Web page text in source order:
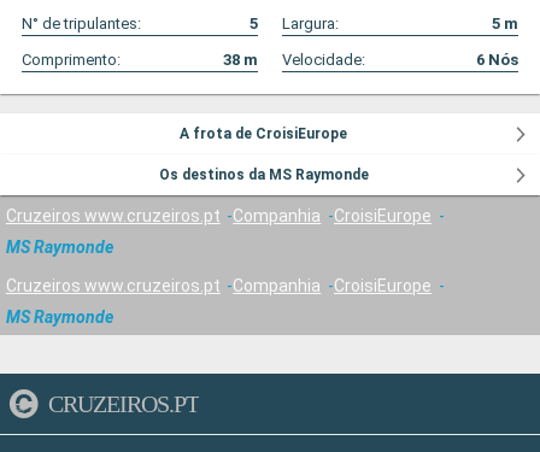
N° de tripulantes:
5 Largura: 5 m
Comprimento:
38 m Velocidade: 6 Nós
A frota de CroisiEurope
Os destinos da MS Raymonde
Cruzeiros www.cruzeiros.pt Companhia
CroisiEurope
MS Raymonde
Cruzeiros www.cruzeiros.pt Companhia
CroisiEurope
MS Raymonde
CRUZEIROS.PT